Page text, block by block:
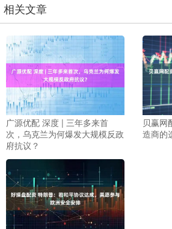
相关文章
广源优配 深度 | 三年多来首
次，乌克兰为何爆发大规模反政
府抗议？
贝赢网
造商的